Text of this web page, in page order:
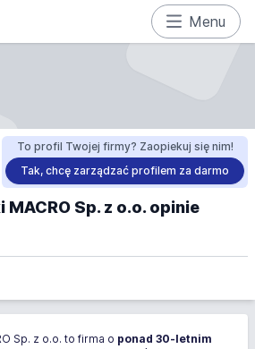
Menu
To profil Twojej firmy? Zaopiekuj się nim!
Tak, chcę zarządzać profilem za darmo
Sp. z o.o. opinie
Sp. z o.o. to firma o ponad 30-letnim